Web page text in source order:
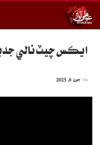
ايڪس چيٽ نالي